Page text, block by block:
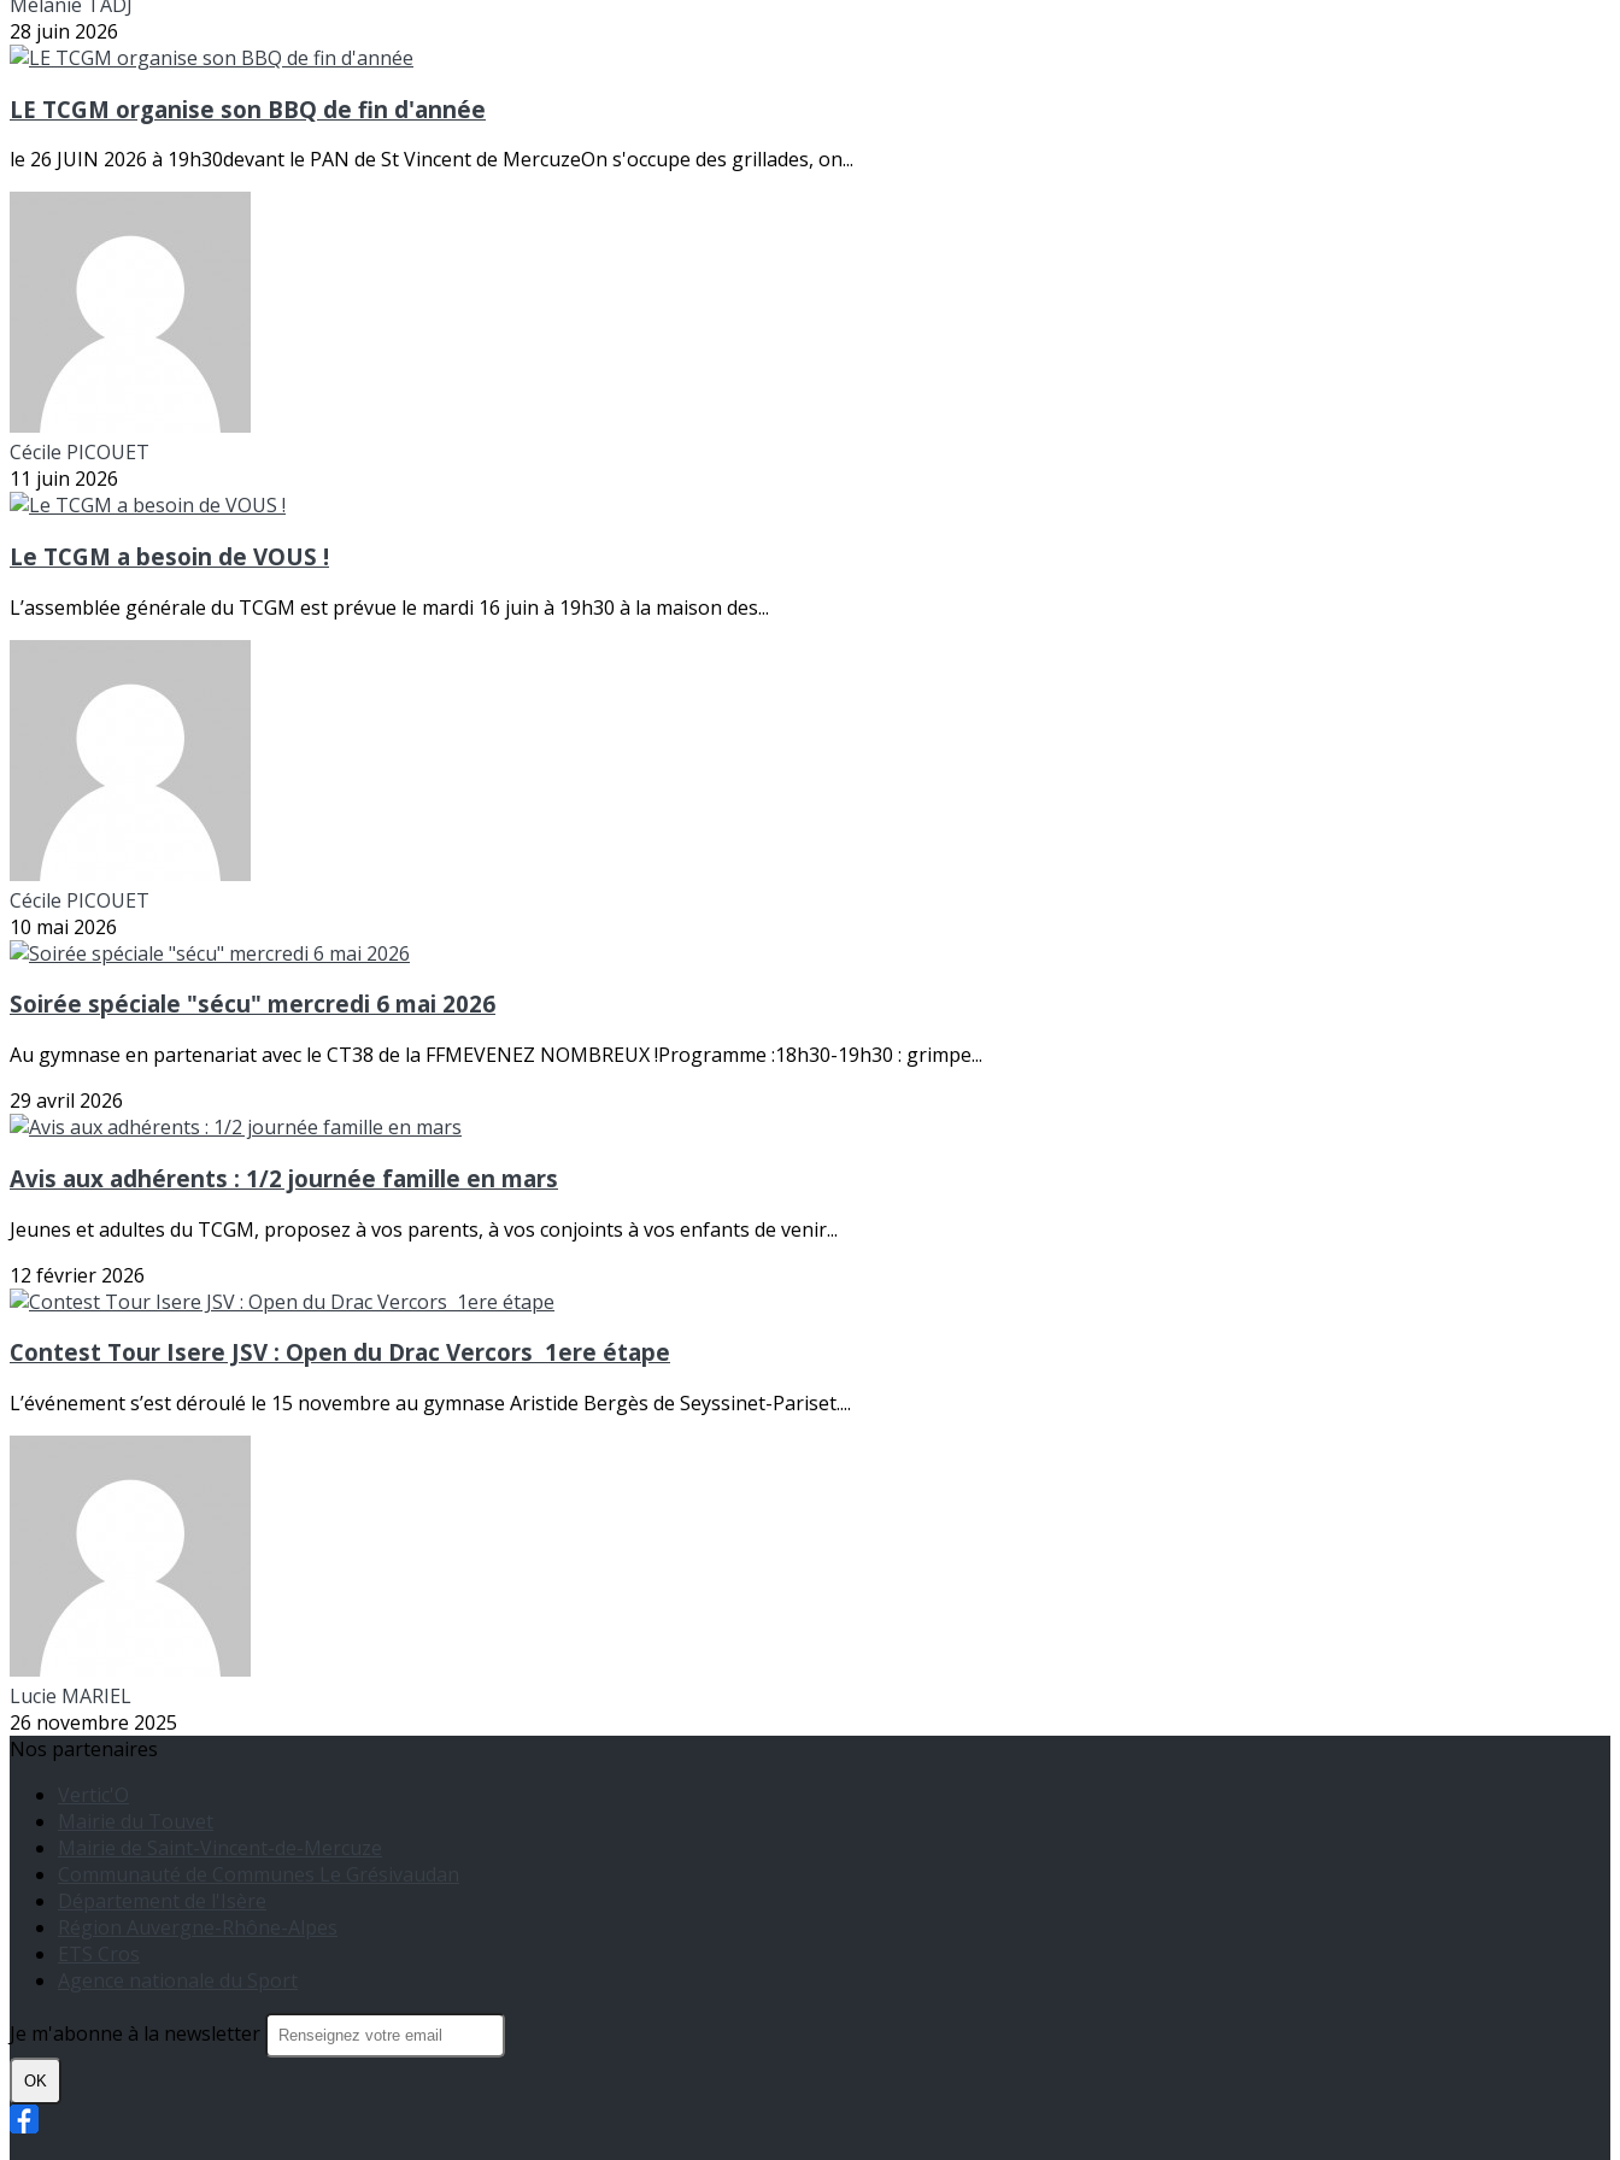
28 juin 2026
LE TCGM organise son BBQ de fin d'année
le 26 JUIN 2026 à 19h30devant le PAN de St Vincent de MercuzeOn s'occupe des grillades, on...
Cécile PICOUET
11 juin 2026
Le TCGM a besoin de VOUS !
L’assemblée générale du TCGM est prévue le mardi 16 juin à 19h30 à la maison des...
Cécile PICOUET
10 mai 2026
Soirée spéciale "sécu" mercredi 6 mai 2026
Au gymnase en partenariat avec le CT38 de la FFMEVENEZ NOMBREUX !Programme :18h30-19h30 : grimpe...
29 avril 2026
Avis aux adhérents : 1/2 journée famille en mars
Jeunes et adultes du TCGM, proposez à vos parents, à vos conjoints à vos enfants de venir...
12 février 2026
Contest Tour Isere JSV : Open du Drac Vercors 1ere étape
L’événement s’est déroulé le 15 novembre au gymnase Aristide Bergès de Seyssinet-Pariset....
Lucie MARIEL
26 novembre 2025
Nos partenaires
Je m'abonne à la newsletter
OK